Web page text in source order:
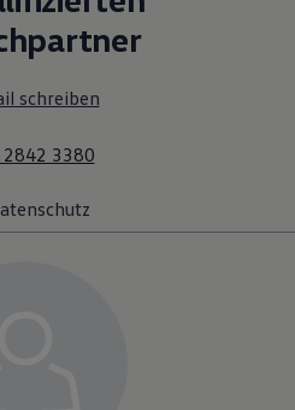
schreiben
2842 3380